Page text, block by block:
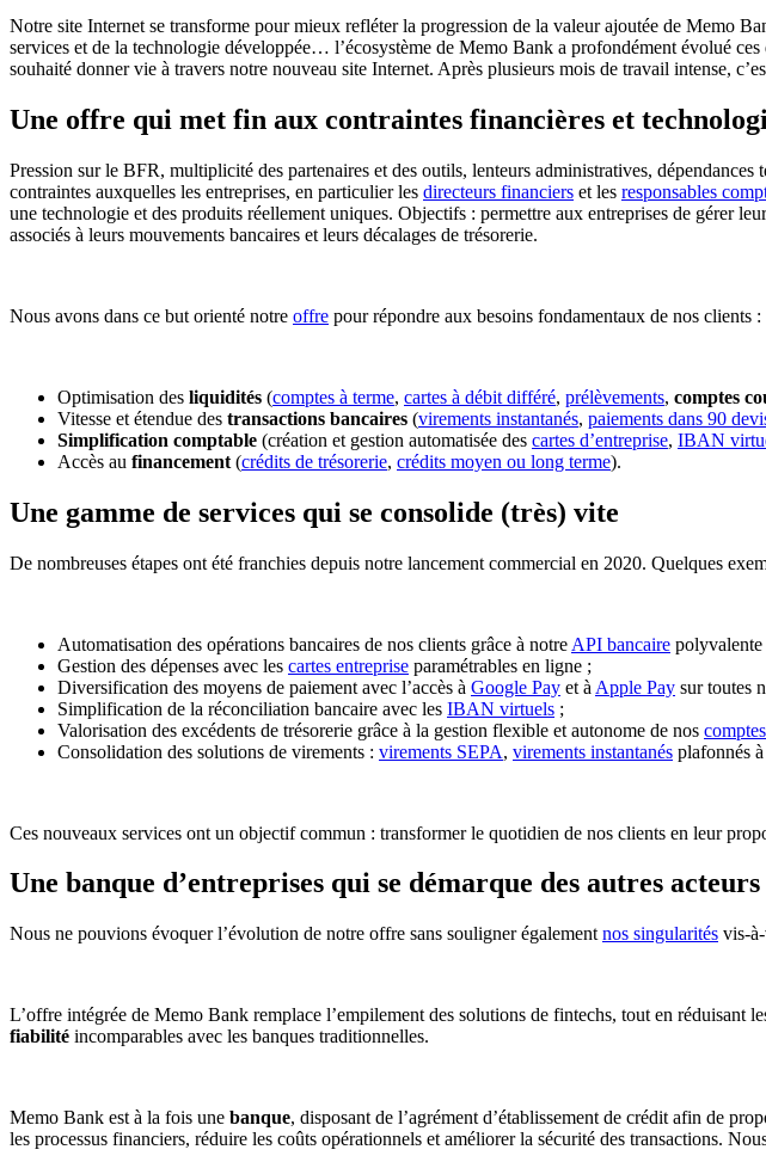
Notre site Internet se transforme pour mieux refléter la progression de la valeur ajoutée de Memo
services et de la technologie développée… l’écosystème de Memo Bank a profondément évolué
souhaité donner vie à travers notre nouveau site Internet. Après plusieurs mois de travail intense,
Une offre qui met fin aux contraintes financières et
Pression sur le BFR, multiplicité des partenaires et des outils, lenteurs administratives,
contraintes auxquelles les entreprises, en particulier les directeurs financiers et les responsables
une technologie et des produits réellement uniques. Objectifs : permettre aux entreprises de gérer
associés à leurs mouvements bancaires et leurs décalages de trésorerie.
Nous avons dans ce but orienté notre offre pour répondre aux besoins fondamentaux de nos clients :
Optimisation des liquidités (comptes à terme, cartes à débit différé, prélèvements, comptes
Vitesse et étendue des transactions bancaires (virements instantanés, paiements dans 90
Simplification comptable (création et gestion automatisée des cartes d’entreprise, IBAN
Accès au financement (crédits de trésorerie, crédits moyen ou long terme).
Une gamme de services qui se consolide (très) vite
De nombreuses étapes ont été franchies depuis notre lancement commercial en 2020. Quelques
Automatisation des opérations bancaires de nos clients grâce à notre API bancaire polyvalente
Gestion des dépenses avec les cartes entreprise paramétrables en ligne ;
Diversification des moyens de paiement avec l’accès à Google Pay et à Apple Pay sur toutes
Simplification de la réconciliation bancaire avec les IBAN virtuels ;
Valorisation des excédents de trésorerie grâce à la gestion flexible et autonome de nos
Consolidation des solutions de virements : virements SEPA, virements instantanés plafonnés
Ces nouveaux services ont un objectif commun : transformer le quotidien de nos clients en leur
Une banque d’entreprises qui se démarque des autres acteurs
Nous ne pouvions évoquer l’évolution de notre offre sans souligner également nos singularités vis-
L’offre intégrée de Memo Bank remplace l’empilement des solutions de fintechs, tout en réduisant
fiabilité incomparables avec les banques traditionnelles.
Memo Bank est à la fois une banque, disposant de l’agrément d’établissement de crédit afin de
les processus financiers, réduire les coûts opérationnels et améliorer la sécurité des transactions.